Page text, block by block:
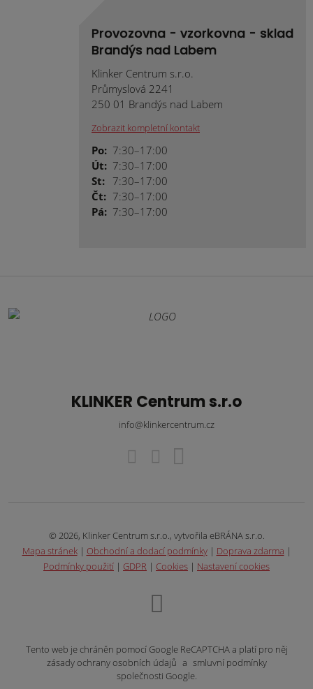
Provozovna - vzorkovna - sklad
Brandýs nad Labem
Klinker Centrum s.r.o.
Průmyslová 2241
250 01 Brandýs nad Labem
Zobrazit kompletní kontakt
Po: 7:30–17:00
Út: 7:30–17:00
St: 7:30–17:00
Čt: 7:30–17:00
Pá: 7:30–17:00
KLINKER Centrum s.r.o
info@klinkercentrum.cz
© 2026, Klinker Centrum s.r.o., vytvořila eBRÁNA s.r.o.
Mapa stránek| Obchodní a dodací podmínky| Doprava zdarma |
Podmínky použití | GDPR | Cookies | Nastavení cookies
Tento web je chráněn pomocí Google ReCAPTCHA a platí pro něj
zásady ochrany osobních údajů a smluvní podmínky
společnosti Google.